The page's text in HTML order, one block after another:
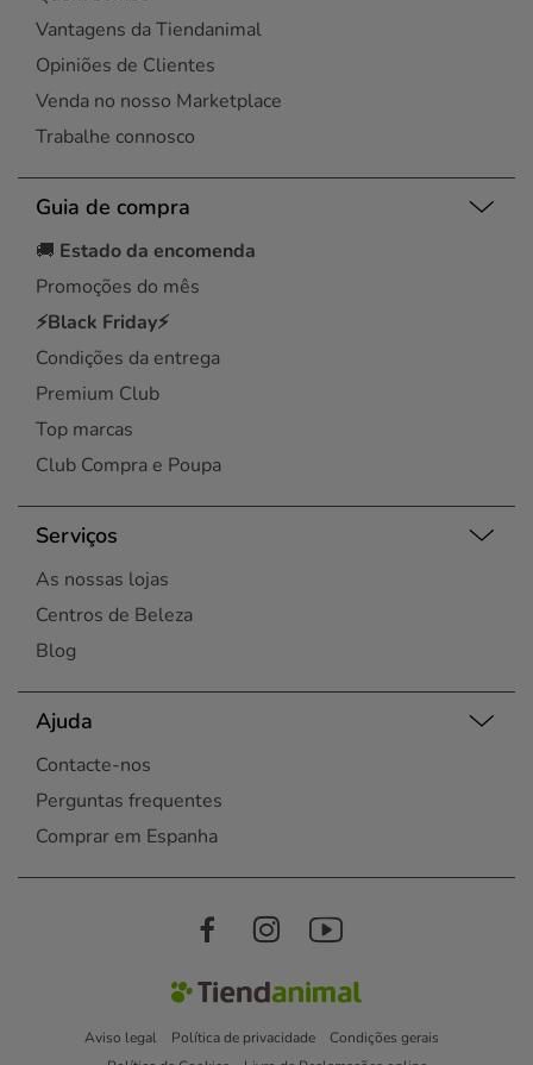
Vantagens da Tiendanimal
Opiniões de Clientes
Venda no nosso Marketplace
Trabalhe connosco
Guia de compra
🚚 Estado da encomenda
Promoções do mês
⚡Black Friday⚡
Condições da entrega
Premium Club
Top marcas
Club Compra e Poupa
Serviços
As nossas lojas
Centros de Beleza
Blog
Ajuda
Contacte-nos
Perguntas frequentes
Comprar em Espanha
Aviso legal Política de privacidade
Condições gerais